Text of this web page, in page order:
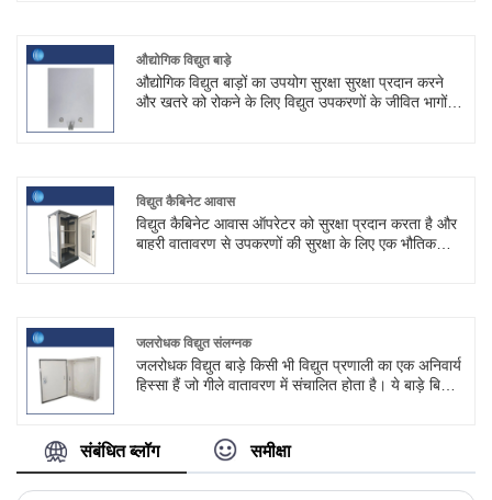
औद्योगिक विद्युत बाड़े
औद्योगिक विद्युत बाड़ों का उपयोग सुरक्षा सुरक्षा प्रदान करने
और खतरे को रोकने के लिए विद्युत उपकरणों के जीवित भागों
विद्युत कैबिनेट आवास
विद्युत कैबिनेट आवास ऑपरेटर को सुरक्षा प्रदान करता है और
बाहरी वातावरण से उपकरणों की सुरक्षा के लिए एक भौतिक
जलरोधक विद्युत संलग्नक
जलरोधक विद्युत बाड़े किसी भी विद्युत प्रणाली का एक अनिवार्य
हिस्सा हैं जो गीले वातावरण में संचालित होता है। ये बाड़े बिजली
संबंधित ब्लॉग समीक्षा